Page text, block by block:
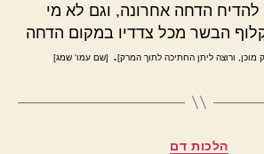
להדיח הדחה אחרונה, וגם לא מי
הבשר מכל צדדיו במקום הדחה
מוכן, ורוצה ליתן החתיכה לתוך המרק]. [שם עמו' שמג]
קטגוריות
הלכות דם